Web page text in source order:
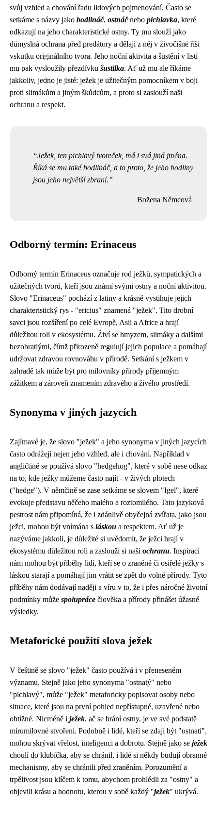
svůj vzhled a chování řadu lidových pojmenování. Často se
setkáme s názvy jako bodlináč, ostnáčnebo pichlavka, které
odkazují na jeho charakteristické ostny. Ty mu slouží jako
důmyslná ochrana před predátory a dělají z něj v živočišné říši
vskutku originálního tvora. Jeho noční aktivita a šustění v listí
mu pak vysloužily přezdívku šustilka. Ať už mu ale říkáme
jakkoliv, jedno je jisté: ježek je užitečným pomocníkem v boji
proti slimákům a jiným škůdcům, a proto si zaslouží naši
ochranu a respekt.
Ježek, ten pichlavý tvoreček, má i svá jiná jména.
Říká se mu také bodlináč, a to proto, že jeho bodliny
jsou jeho největší zbraní.
Božena Němcová
Odborný termín: Erinaceus
Odborný termín Erinaceus označuje rod ježků, sympatických a
užitečných tvorů, kteří jsou známí svými ostny a noční aktivitou.
Slovo "Erinaceus" pochází z latiny a krásně vystihuje jejich
charakteristický rys - "ericius" znamená "ježek". Tito drobní
savci jsou rozšíření po celé Evropě, Asii a Africe a hrají
důležitou roli v ekosystému. Živí se hmyzem, slimáky a dalšími
bezobratlými, čímž přirozeně regulují jejich populace a pomáhají
udržovat zdravou rovnováhu v přírodě. Setkání s ježkem v
zahradě tak může být pro milovníky přírody příjemným
zážitkem a zároveň znamením zdravého a živého prostředí.
Synonyma v jiných jazycích
Zajímavé je, že slovo "ježek" a jeho synonyma v jiných jazycích
často odrážejí nejen jeho vzhled, ale i chování. Například v
angličtině se používá slovo "hedgehog", které v sobě nese odkaz
na to, kde ježky můžeme často najít - v živých plotech
("hedge"). V němčině se zase setkáme se slovem "Igel", které
evokuje představu něčeho malého a roztomilého. Tato jazyková
pestrost nám připomíná, že i zdánlivě obyčejná zvířata, jako jsou
ježci, mohou být vnímána s láskou a respektem. Ať už je
nazýváme jakkoli, je důležité si uvědomit, že ježci hrají v
ekosystému důležitou roli a zaslouží si naši ochranu. Inspirací
nám mohou být příběhy lidí, kteří se o zraněné či osiřelé ježky s
láskou starají a pomáhají jim vrátit se zpět do volné přírody. Tyto
příběhy nám dodávají naději a víru v to, že i přes náročné životní
podmínky může spolupráce člověka a přírody přinášet úžasné
výsledky.
Metaforické použití slova ježek
V češtině se slovo "ježek" často používá i v přeneseném
významu. Stejně jako jeho synonyma "ostnatý" nebo
"pichlavý", může "ježek" metaforicky popisovat osoby nebo
situace, které jsou na první pohled nepřístupné, uzavřené nebo
obtížné. Nicméně i ježek, ač se brání ostny, je ve své podstatě
mírumilovné stvoření. Podobně i lidé, kteří se zdají být "ostnatí",
mohou skrývat vřelost, inteligenci a dobrotu. Stejně jako se ježek
choulí do klubíčka, aby se chránil, i lidé si někdy budují obranné
mechanismy, aby se chránili před zraněním. Porozumění a
trpělivost jsou klíčem k tomu, abychom prohlédli za "ostny" a
objevili krásu a hodnotu, kterou v sobě každý "ježek" ukrývá.